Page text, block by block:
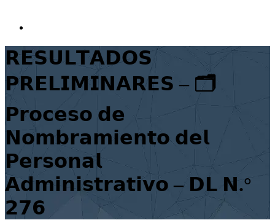
𝗥𝗘𝗦𝗨𝗟𝗧𝗔𝗗𝗢𝗦
𝗣𝗥𝗘𝗟𝗜𝗠𝗜𝗡𝗔𝗥𝗘𝗦 – 🗂
𝗣𝗿𝗼𝗰𝗲𝘀𝗼 𝗱𝗲
𝗡𝗼𝗺𝗯𝗿𝗮𝗺𝗶𝗲𝗻𝘁𝗼 𝗱𝗲𝗹
𝗣𝗲𝗿𝘀𝗼𝗻𝗮𝗹
𝗔𝗱𝗺𝗶𝗻𝗶𝘀𝘁𝗿𝗮𝘁𝗶𝘃𝗼 – 𝗗𝗟 𝗡.°
𝟮𝟳𝟲